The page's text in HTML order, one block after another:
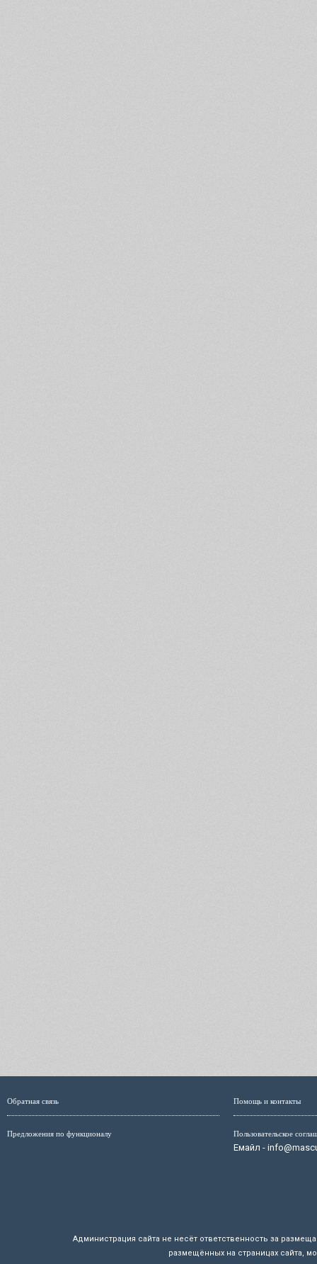
Обратная связь
Предложения по функционалу
Помощь и контакты
Пользовательское
Емайл -
Администрация сайта не несёт ответственность за
размещённых на страницах сайта,